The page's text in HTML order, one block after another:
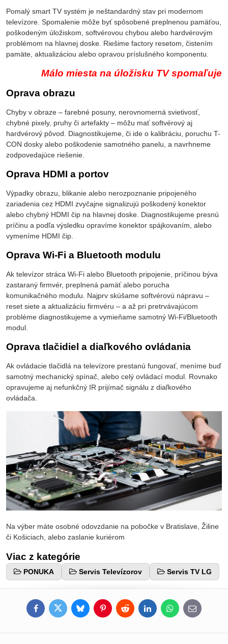
Pomalý smart TV systém je neštandardný stav pri modernom
televízore. Spomalenie môže byť spôsobené preplnenou pamäťou,
poškodeným úložiskom, softvérovou chybou alebo hardvérovým
problémom na hlavnej doske. Riešime factory resetom, čistením
pamäte, aktualizáciou alebo opravou príslušného komponentu.
Málo miesta na úložisku TV spomaľuje
Oprava obrazu
Chyby v obraze – farebné posuny, nerovnomerná svietivosť,
chybné pixely, pruhy či artefakty – môžu mať softvérový aj
hardvérový pôvod. Diagnostikujeme, či ide o kalibráciu, poruchu T-
CON dosky alebo poškodenie samotného panelu, a navrhneme
zodpovedajúce riešenie.
Oprava HDMI a portov
Výpadky obrazu, blikanie alebo nerozpoznanie pripojeného
zariadenia cez HDMI zvyčajne signalizujú poškodený konektor
alebo chybný HDMI čip na hlavnej doske. Diagnostikujeme presnú
príčinu a podľa výsledku opravíme konektor spájkovaním, alebo
vymeníme HDMI čip.
Oprava Wi-Fi a Bluetooth modulu
Ak televízor stráca Wi-Fi alebo Bluetooth pripojenie, príčinou býva
zastaraný firmvér, preplnená pamäť alebo porucha
komunikačného modulu. Najprv skúšame softvérovú nápravu –
reset siete a aktualizáciu firmvéru – a až pri pretrvávajúcom
probléme diagnostikujeme a vymieňame samotný Wi-Fi/Bluetooth
modul.
Oprava tlačidiel a diaľkového ovládania
Ak ovládacie tlačidlá na televízore prestanú fungovať, meníme buď
samotný mechanický spínač, alebo celý ovládací modul. Rovnako
opravujeme aj nefunkčný IR prijímač signálu z diaľkového
ovládača.
Na výber máte osobné odovzdanie na pobočke v Bratislave, Žiline
či Košiciach, alebo zaslanie kuriérom
Viac z kategórie
PONUKA Servis Televízorov Servis TV LG
FacebookTwitterBlueskyPinterestRedditLinkedInWhatsApp
E-
mail